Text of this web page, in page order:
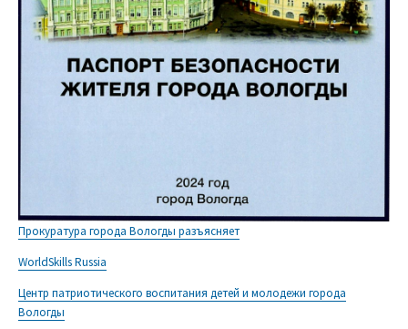
Прокуратура города Вологды разъясняет
WorldSkills Russia
Центр патриотического воспитания детей и молодежи города
Вологды